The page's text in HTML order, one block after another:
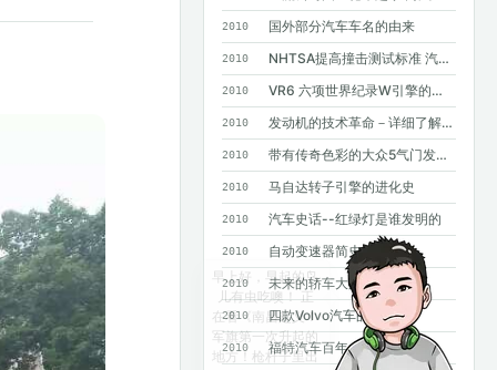
2010 国外部分汽车车名的由来
2010 NHTSA提高撞击测试标准 汽车安全要求进一步提高
2010 VR6 六项世界纪录W引擎的基础
2010 发动机的技术革命－详细了解GDI
2010 带有传奇色彩的大众5气门发动机
2010 马自达转子引擎的进化史
2010 汽车史话--红绿灯是谁发明的
2010 自动变速器简史
2010 未来的轿车大灯
2010 四款Volvo汽车的诞生
2010 福特汽车百年大事记